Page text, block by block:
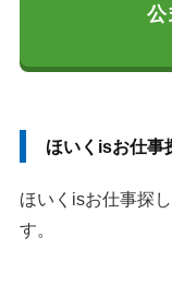
ほいくisお仕事
ほいくisお仕事探
す。